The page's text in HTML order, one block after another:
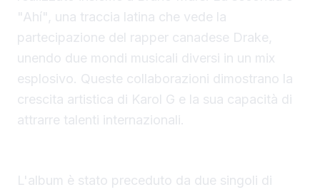
"Ahí", una traccia latina che vede la
partecipazione del rapper canadese Drake,
unendo due mondi musicali diversi in un mix
esplosivo. Queste collaborazioni dimostrano la
crescita artistica di Karol G e la sua capacità di
attrarre talenti internazionali.
L'album è stato preceduto da due singoli di